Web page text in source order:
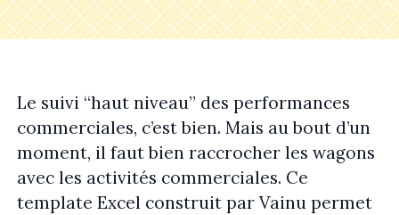
Le suivi “haut niveau” des performances
commerciales, c’est bien. Mais au bout d’un
moment, il faut bien raccrocher les wagons
avec les activités commerciales. Ce
template Excel construit par Vainu permet